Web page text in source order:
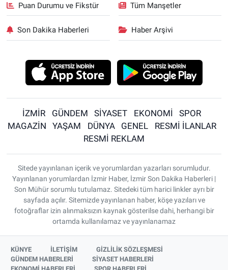
Puan Durumu ve Fikstür Tüm Manşetler
Son Dakika Haberleri Haber Arşivi
İZMİR GÜNDEM SİYASET EKONOMİ
SPOR
MAGAZİN
YAŞAM DÜNYA GENEL
RESMİ İLANLAR
RESMİ REKLAM
Sitede yayınlanan içerik ve yorumlardan yazarları sorumludur.
Yayınlanan yorumlardan İzmir Haber, İzmir Son Dakika Haberleri |
Son Mühür sorumlu tutulamaz. Sitedeki tüm harici linkler ayrı bir
sayfada açılır. Sitemizde yayınlanan haber, köşe yazıları ve
fotoğraflar izin alınmaksızın kaynak gösterilse dahi, herhangi bir
ortamda kullanılamaz ve yayınlanamaz
KÜNYE İLETİŞİM
GİZLİLİK SÖZLEŞMESİ
GÜNDEM HABERLERİ
SİYASET HABERLERİ